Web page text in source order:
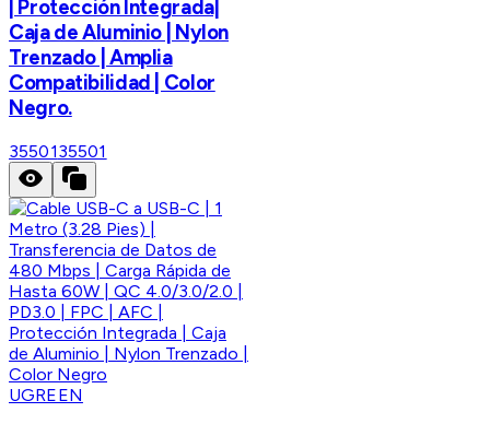
| Protección Integrada|
Caja de Aluminio | Nylon
Trenzado | Amplia
Compatibilidad | Color
Negro.
3550135501
UGREEN